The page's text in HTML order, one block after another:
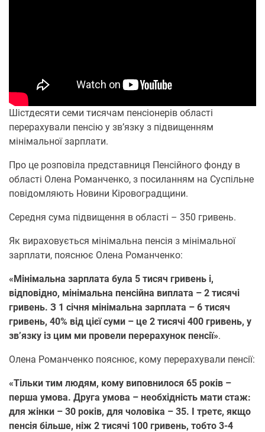
Шістдесяти семи тисячам пенсіонерів області
перерахували пенсію у зв’язку з підвищенням
мінімальної зарплати.
Про це розповіла представниця Пенсійного фонду в
області Олена Романченко, з посиланням на Суспільне
повідомляють Новини Кіровоградщини.
Середня сума підвищення в області – 350 гривень.
Як вираховується мінімальна пенсія з мінімальної
зарплати, пояснює Олена Романченко:
«Мінімальна зарплата була 5 тисяч гривень і,
відповідно, мінімальна пенсійна виплата – 2 тисячі
гривень. З 1 січня мінімальна зарплата – 6 тисяч
гривень, 40% від цієї суми – це 2 тисячі 400 гривень, у
зв’язку із цим ми провели перерахунок пенсії».
Олена Романченко пояснює, кому перерахували пенсії:
«Тільки тим людям, кому виповнилося 65 років –
перша умова. Друга умова – необхідність мати стаж:
для жінки – 30 років, для чоловіка – 35. І третє, якщо
пенсія більше, ніж 2 тисячі 100 гривень, тобто 3-4